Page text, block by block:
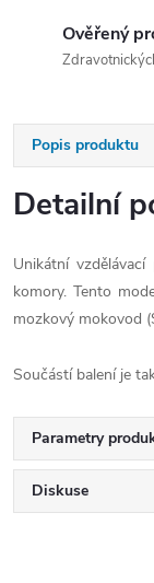
Ověřený
Popis produktu
Detailní
Unikátní
komory. Tento
mozkový mokovod
Součástí balení je
Parametry
Diskuse